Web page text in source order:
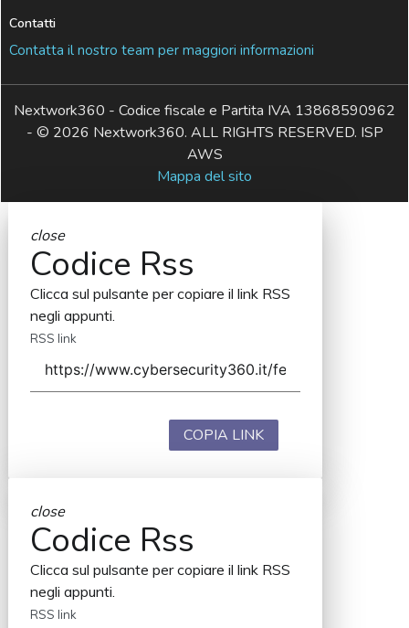
Contatti
Contatta il nostro team per maggiori informazioni
Nextwork360 - Codice fiscale e Partita IVA 13868590962
- © 2026 Nextwork360. ALL RIGHTS RESERVED. ISP
AWS
Mappa del sito
close
Codice Rss
Clicca sul pulsante per copiare il link RSS
negli appunti.
RSS link
COPIA LINK
close
Codice Rss
Clicca sul pulsante per copiare il link RSS
negli appunti.
RSS link